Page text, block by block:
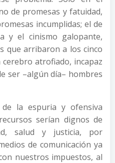
de promesas y fatuidad,
incumplidas; el de
y el cinismo galopante,
que arribaron a los cinco
atrofiado, incapaz
ser –algún día– hombres
la espuria y ofensiva
serían dignos de
salud y justicia, por
de comunicación ya
nuestros impuestos, al